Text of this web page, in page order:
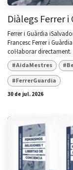
Diàlegs Ferrer
Ferrer i Guàrdia
Francesc Ferrer i
col·laborar
#AidaMestres
#FerrerGuardia
30 de jul. 2026